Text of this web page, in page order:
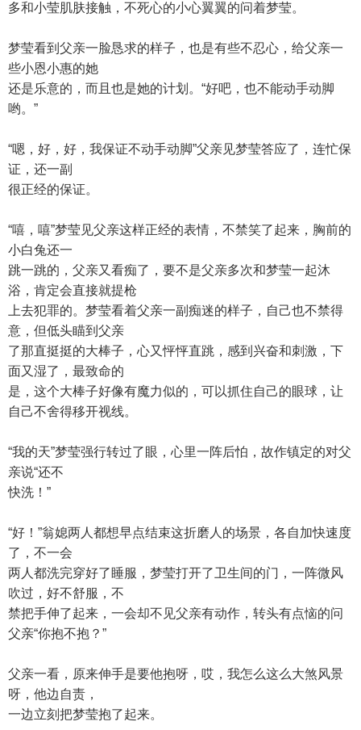
多和小莹肌肤接触，不死心的小心翼翼的问着梦莹。
梦莹看到父亲一脸恳求的样子，也是有些不忍心，给父亲一
些小恩小惠的她
还是乐意的，而且也是她的计划。“好吧，也不能动手动脚
哟。”
“嗯，好，好，我保证不动手动脚”父亲见梦莹答应了，连忙保
证，还一副
很正经的保证。
“嘻，嘻”梦莹见父亲这样正经的表情，不禁笑了起来，胸前的
小白兔还一
跳一跳的，父亲又看痴了，要不是父亲多次和梦莹一起沐
浴，肯定会直接就提枪
上去犯罪的。梦莹看着父亲一副痴迷的样子，自己也不禁得
意，但低头瞄到父亲
了那直挺挺的大棒子，心又怦怦直跳，感到兴奋和刺激，下
面又湿了，最致命的
是，这个大棒子好像有魔力似的，可以抓住自己的眼球，让
自己不舍得移开视线。
“我的天”梦莹强行转过了眼，心里一阵后怕，故作镇定的对父
亲说“还不
快洗！”
“好！”翁媳两人都想早点结束这折磨人的场景，各自加快速度
了，不一会
两人都洗完穿好了睡服，梦莹打开了卫生间的门，一阵微风
吹过，好不舒服，不
禁把手伸了起来，一会却不见父亲有动作，转头有点恼的问
父亲“你抱不抱？”
父亲一看，原来伸手是要他抱呀，哎，我怎么这么大煞风景
呀，他边自责，
一边立刻把梦莹抱了起来。